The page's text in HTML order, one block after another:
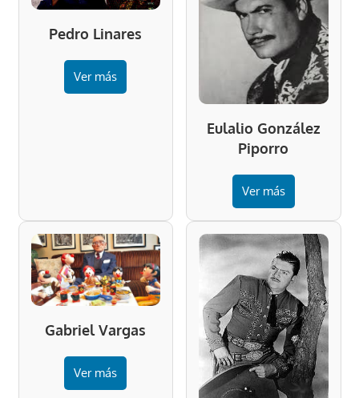
Pedro Linares
Ver más
Eulalio González
Piporro
Ver más
Gabriel Vargas
Ver más